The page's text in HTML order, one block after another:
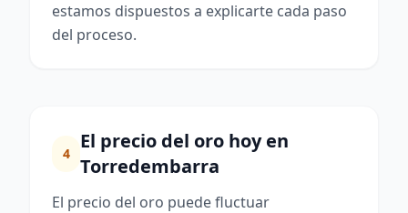
estamos dispuestos a explicarte cada paso
del proceso.
4
El precio del oro hoy en
Torredembarra
El precio del oro puede fluctuar